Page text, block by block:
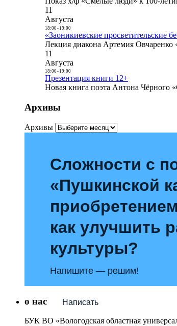
11
Августа
18:00- 19:00
«Заоникиевские просветительские
Лекция диакона Артемия Овчаренко
11
Августа
18:00- 19:00
Презентация книги 12+
Новая книга поэта Антона Чёрного
Архивы
Архивы
Сложности с
«Пушкинской
как улучшить
культуры?
Напишите — решим!
Написать
о нас
БУК ВО «Вологодская областная